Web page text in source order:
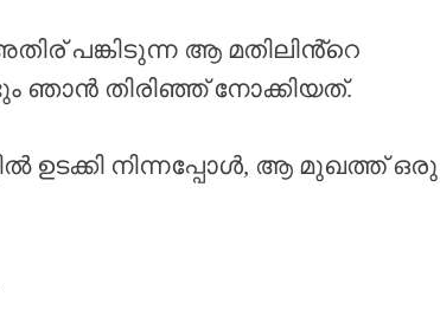
പങ്കിടുന്ന ആ മതിലിൻ്റെ
ഞാൻ തിരിഞ്ഞ് നോക്കിയത്.
ഉടക്കി നിന്നപ്പോൾ, ആ മുഖത്ത് ഒരു